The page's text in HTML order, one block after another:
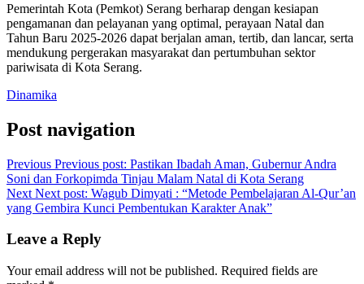
Pemerintah Kota (Pemkot) Serang berharap dengan kesiapan
pengamanan dan pelayanan yang optimal, perayaan Natal dan
Tahun Baru 2025-2026 dapat berjalan aman, tertib, dan lancar, serta
mendukung pergerakan masyarakat dan pertumbuhan sektor
pariwisata di Kota Serang.
Dinamika
Post navigation
Previous Previous post: Pastikan Ibadah Aman, Gubernur Andra
Soni dan Forkopimda Tinjau Malam Natal di Kota Serang
Next Next post: Wagub Dimyati : “Metode Pembelajaran Al-Qur’an
yang Gembira Kunci Pembentukan Karakter Anak”
Leave a Reply
Your email address will not be published. Required fields are